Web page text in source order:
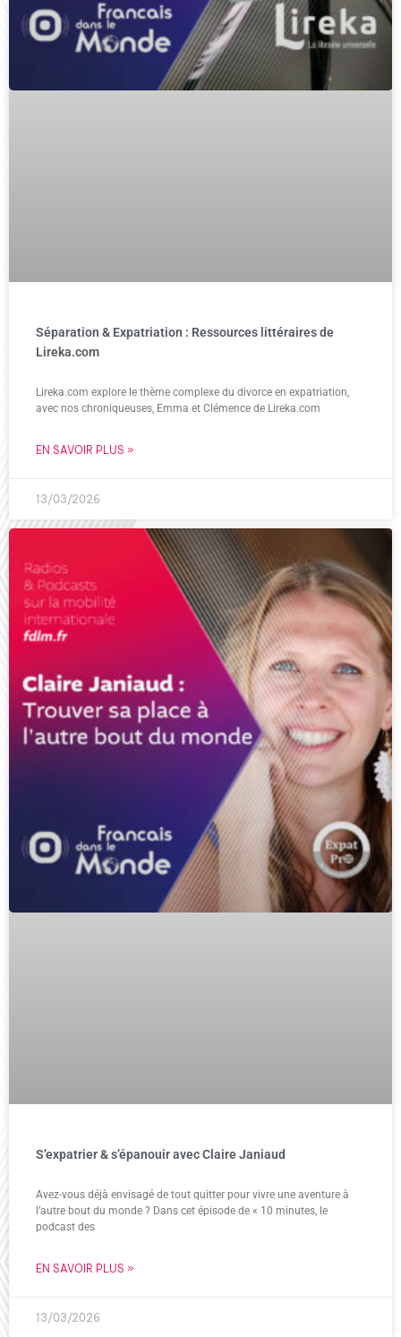
Séparation & Expatriation : Ressources littéraires de
Lireka.com
Lireka.com explore le thème complexe du divorce en expatriation,
avec nos chroniqueuses, Emma et Clémence de Lireka.com
EN SAVOIR PLUS »
13/03/2026
S’expatrier & s’épanouir avec Claire Janiaud
Avez-vous déjà envisagé de tout quitter pour vivre une aventure à
l’autre bout du monde ? Dans cet épisode de « 10 minutes, le
podcast des
EN SAVOIR PLUS »
13/03/2026